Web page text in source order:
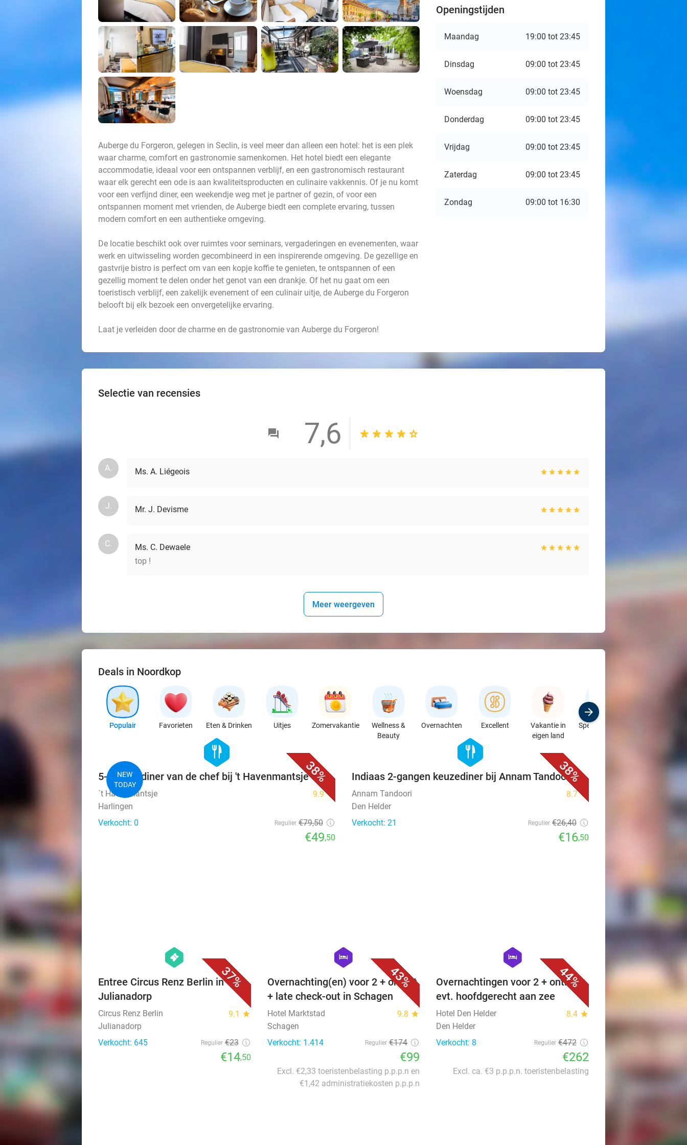
Auberge du Forgeron, gelegen in Seclin, is veel meer dan alleen een hotel: het is een plek
waar charme, comfort en gastronomie samenkomen. Het hotel biedt een elegante
accommodatie, ideaal voor een ontspannen verblijf, en een gastronomisch restaurant
waar elk gerecht een ode is aan kwaliteitsproducten en culinaire vakkennis. Of je nu komt
voor een verfijnd diner, een weekendje weg met je partner of gezin, of voor een
ontspannen moment met vrienden, de Auberge biedt een complete ervaring, tussen
modern comfort en een authentieke omgeving.
De locatie beschikt ook over ruimtes voor seminars, vergaderingen en evenementen, waar
werk en uitwisseling worden gecombineerd in een inspirerende omgeving. De gezellige en
gastvrije bistro is perfect om van een kopje koffie te genieten, te ontspannen of een
gezellig moment te delen onder het genot van een drankje. Of het nu gaat om een
toeristisch verblijf, een zakelijk evenement of een culinair uitje, de Auberge du Forgeron
belooft bij elk bezoek een onvergetelijke ervaring.
Laat je verleiden door de charme en de gastronomie van Auberge du Forgeron!
Openingstijden
Maandag 19:00 tot 23:45
Dinsdag 09:00 tot 23:45
Woensdag 09:00 tot 23:45
Donderdag 09:00 tot 23:45
Vrijdag 09:00 tot 23:45
Zaterdag 09:00 tot 23:45
Zondag 09:00 tot 16:30
Selectie van recensies
7,6
A. Ms. A. Liégeois
J. Mr. J. Devisme
C.
Ms. C. Dewaele
top !
Meer weergeven
Deals in Noordkop
Populair Favorieten Eten & Drinken Uitjes Zomervakantie
Wellness &
Beauty
Overnachten Excellent
Vakantie in
eigen land
Speciaalzaken
38%
NEW
TODAY
hexagon
food
5-gangendiner van de chef bij 't Havenmantsje
´t Havenmantsje 9.9star
Harlingen
Verkocht: 0
Regulier €79,50
€49,50
38%
hexagon
food
Indiaas 2-gangen keuzediner bij Annam Tandoori
Annam Tandoori 8.7star
Den Helder
Verkocht: 21
Regulier €26,40
€16,50
37%
hexagon
events
Entree Circus Renz Berlin in
Julianadorp
Circus Renz Berlin 9.1 star
Julianadorp
Verkocht: 645
Regulier €23
€14,50
43%
hexagon
hotel
Overnachting(en) voor 2 + ontbijt
+ late check-out in Schagen
Hotel Marktstad 9.8 star
Schagen
Verkocht: 1.414
Regulier €174
€99
Excl. €2,33 toeristenbelasting p.p.p.n en
€1,42 administratiekosten p.p.p.n
44%
hexagon
hotel
Overnachtingen voor 2 + ontbijt +
evt. hoofdgerecht aan zee
Hotel Den Helder 8.4 star
Den Helder
Verkocht: 8
Regulier €472
€262
Excl. ca. €3 p.p.p.n. toeristenbelasting